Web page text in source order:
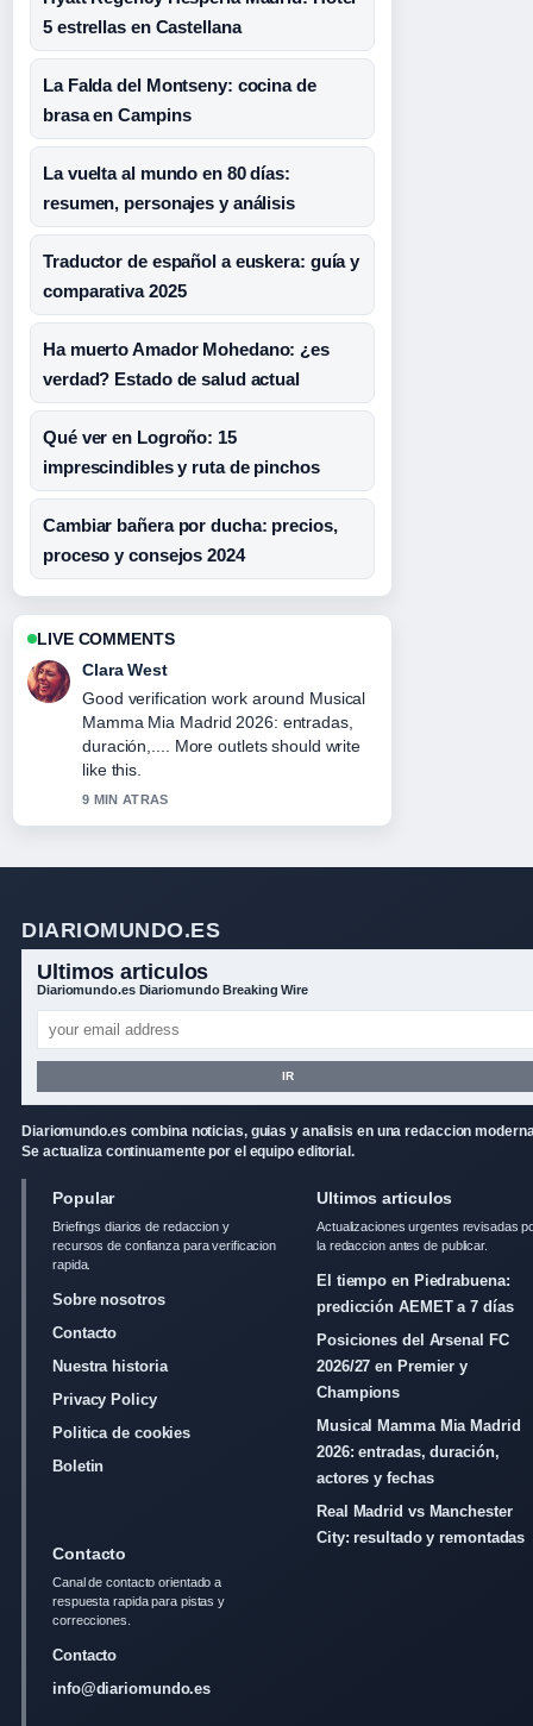
5 estrellas en Castellana
La Falda del Montseny: cocina de
brasa en Campins
La vuelta al mundo en 80 días:
resumen, personajes y análisis
Traductor de español a euskera: guía y
comparativa 2025
Ha muerto Amador Mohedano: ¿es
verdad? Estado de salud actual
Qué ver en Logroño: 15
imprescindibles y ruta de pinchos
Cambiar bañera por ducha: precios,
proceso y consejos 2024
LIVE COMMENTS
Clara West
Good verification work around Musical
Mamma Mia Madrid 2026: entradas,
duración,.... More outlets should write
like this.
9 MIN ATRAS
DIARIOMUNDO.ES
Ultimos articulos
Diariomundo.es Diariomundo Breaking Wire
IR
Diariomundo.es combina noticias, guias y analisis en una redaccion
Se actualiza continuamente por el equipo editorial.
Popular
Briefings diarios de redaccion y
recursos de confianza para verificacion
rapida.
Sobre nosotros
Contacto
Nuestra historia
Privacy Policy
Politica de cookies
Boletin
Ultimos articulos
Actualizaciones urgentes revisadas
la redaccion antes de publicar.
El tiempo en Piedrabuena:
predicción AEMET a 7 días
Posiciones del Arsenal FC
2026/27 en Premier y
Champions
Musical Mamma Mia Madrid
2026: entradas, duración,
actores y fechas
Real Madrid vs Manchester
City: resultado y remontadas
Contacto
Canal de contacto orientado a
respuesta rapida para pistas y
correcciones.
Contacto
info@diariomundo.es